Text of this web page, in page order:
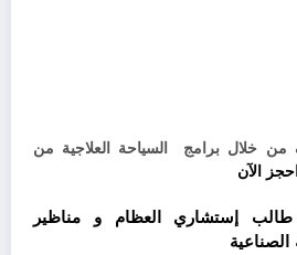
خلال برامج السياحة العلاجية من
الآن
طالب إستشاري العظام و مناظير